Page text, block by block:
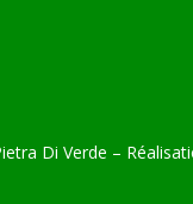
Di Verde –